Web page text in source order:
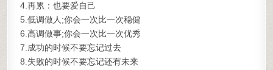
4.再累：也要爱自己
5.低调做人;你会一次比一次稳健
6.高调做事;你会一次比一次优秀
7.成功的时候不要忘记过去
8.失败的时候不要忘记还有未来